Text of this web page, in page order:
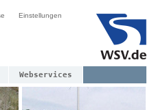
Einstellungen
Webservices